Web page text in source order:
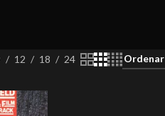
PRE-VENTAREEDICIÓNROCK
12 18 24